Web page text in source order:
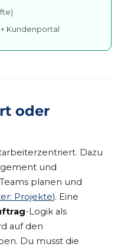
Kundenportal
oder
Dazu
und
planen und
Projekte). Eine
-Logik als
auf den
Du musst die